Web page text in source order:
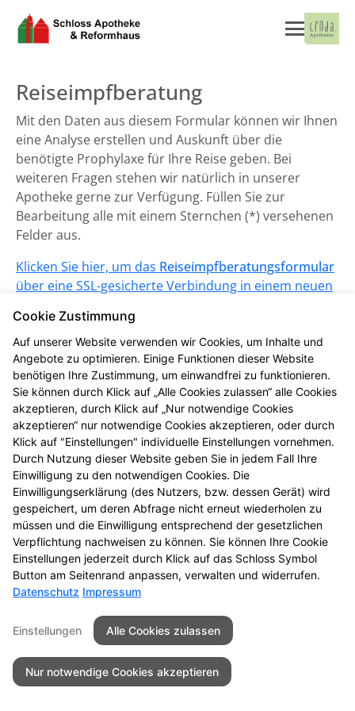
Reiseimpfberatung
Mit den Daten aus diesem Formular können wir Ihnen
eine Analyse erstellen und Auskunft über die
benötigte Prophylaxe für Ihre Reise geben. Bei
weiteren Fragen stehen wir natürlich in unserer
Apotheke gerne zur Verfügung. Füllen Sie zur
Bearbeitung alle mit einem Sternchen (*) versehenen
Felder aus.
Klicken Sie hier, um das Reiseimpfberatungsformular
über eine SSL-gesicherte Verbindung in einem neuen
Seitenübersicht Kontakt
Impressum
Datenschutz
Barrierefreiheit
© 2026 Schloss Apotheke
Cookie Zustimmung
Auf unserer Website verwenden wir Cookies, um Inhalte und
Angebote zu optimieren. Einige Funktionen dieser Website
benötigen Ihre Zustimmung, um einwandfrei zu funktionieren.
Sie können durch Klick auf „Alle Cookies zulassen“ alle Cookies
akzeptieren, durch Klick auf „Nur notwendige Cookies
akzeptieren“ nur notwendige Cookies akzeptieren, oder durch
Klick auf "Einstellungen" individuelle Einstellungen vornehmen.
Durch Nutzung dieser Website geben Sie in jedem Fall Ihre
Einwilligung zu den notwendigen Cookies. Die
Einwilligungserklärung (des Nutzers, bzw. dessen Gerät) wird
gespeichert, um deren Abfrage nicht erneut wiederholen zu
müssen und die Einwilligung entsprechend der gesetzlichen
Verpflichtung nachweisen zu können. Sie können Ihre Cookie
Einstellungen jederzeit durch Klick auf das Schloss Symbol
Button am Seitenrand anpassen, verwalten und widerrufen.
Datenschutz Impressum
Einstellungen Alle Cookies zulassen
Nur notwendige Cookies akzeptieren